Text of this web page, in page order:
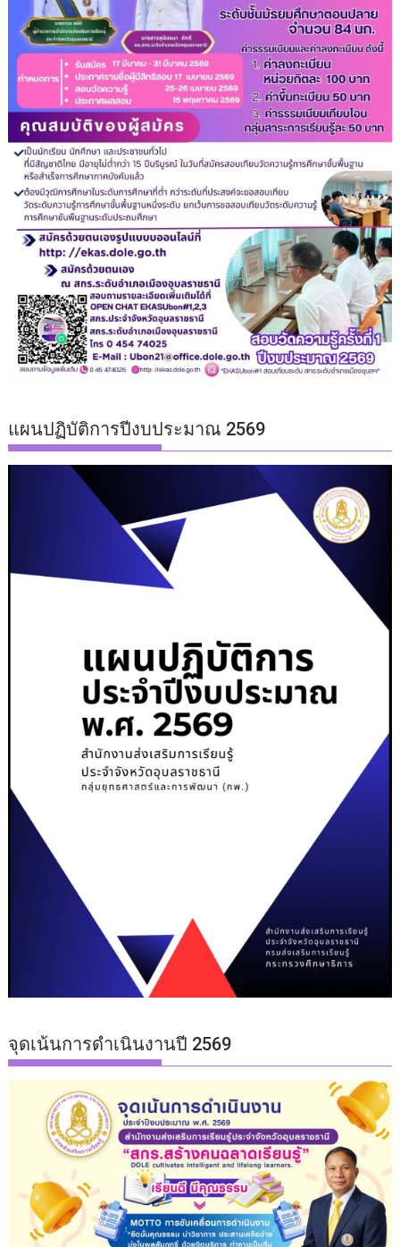
แผนปฏิบัติการปีงบประมาณ 2569
จุดเน้นการดำเนินงานปี 2569